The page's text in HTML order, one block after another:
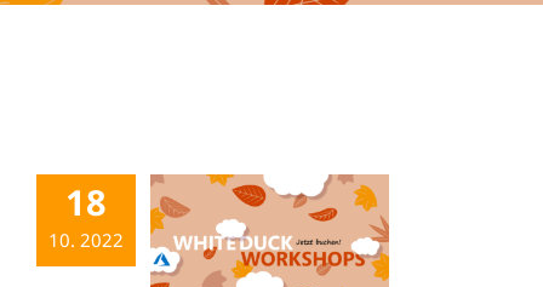
18
10. 2022